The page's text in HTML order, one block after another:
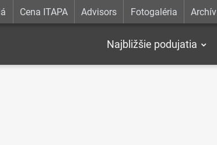
Cena ITAPA Advisors Fotogaléria Archív
Najbližšie podujatia